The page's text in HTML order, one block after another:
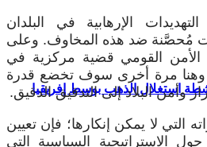
استغلال الذهب بوسط إفريقيا
الإرهابية في البلدان
مُحصَّنة ضد هذه المخاوف. وعلى
القومي قضية مركزية في
وهنا مرة أخرى سوف تخضع قدرة
وأمن البلاد إلى التدقيق الدقيق.
التي لا يمكن إنكارها؛ فإن تعيين
الاستراتيجية السياسية التي